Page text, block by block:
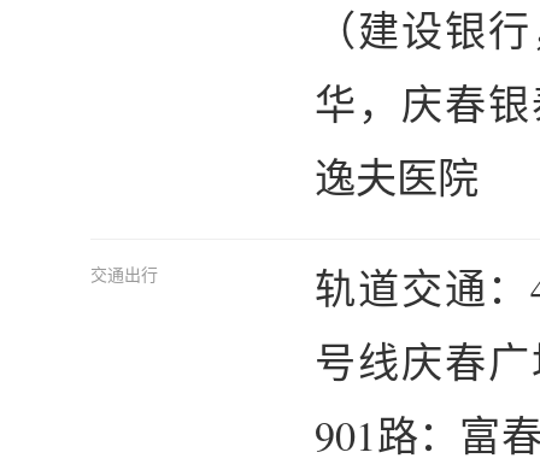
（建设银
华，庆春
逸夫医院
交通出行
轨道交通
号线庆春
901路：富